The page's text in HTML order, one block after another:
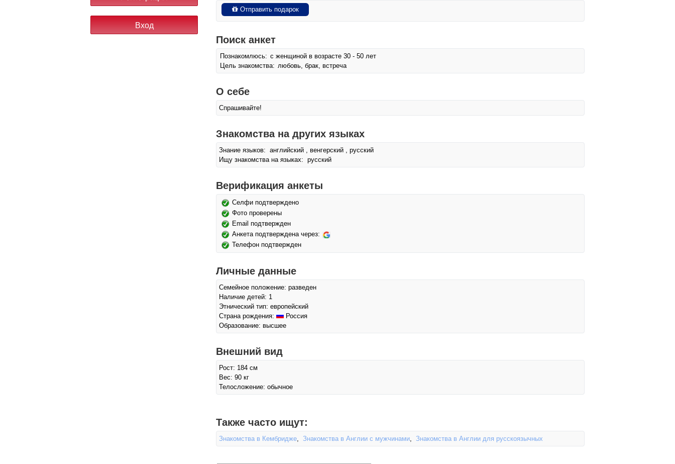
Отправить подарок
Поиск анкет
Познакомлюсь: с женщиной в возрасте 30 - 50 лет
Цель знакомства: любовь, брак, встреча
О себе
Спрашивайте!
Знакомства на других языках
Знание языков: английский , венгерский , русский
Ищу знакомства на языках: русский
Верификация анкеты
Селфи подтверждено
Фото проверены
Email подтвержден
Анкета подтверждена через:
Телефон подтвержден
Личные данные
Семейное положение: разведен
Наличие детей: 1
Этнический тип: европейский
Страна рождения:
Россия
Образование: высшее
Внешний вид
Рост: 184 см
Вес: 90 кг
Телосложение: обычное
Также часто ищут:
Знакомства в Кембридже, Знакомства в Англии с мужчинами, Знакомства в Англии для русскоязычных